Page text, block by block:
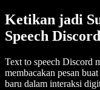
Ketikan jadi
Speech
Text to speech Discord
membacakan pesan
baru dalam interaksi